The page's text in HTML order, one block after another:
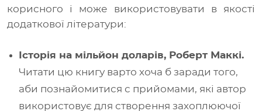
корисного і може використовувати в якості
додаткової літератури:
Історія на мільйон доларів, Роберт Маккі.
Читати цю книгу варто хоча б заради того,
аби познайомитися с прийомами, які автор
використовує для створення захоплюючої